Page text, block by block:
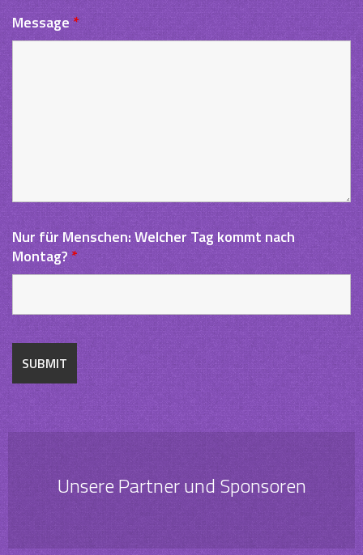
Message*
Nur für Menschen: Welcher Tag kommt nach
Montag? *
Unsere Partner und Sponsoren